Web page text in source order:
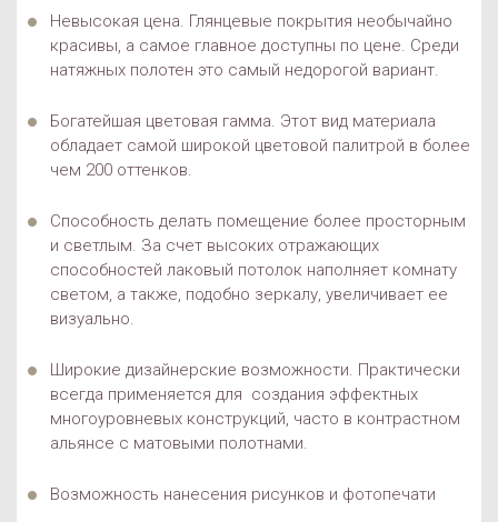
Невысокая цена. Глянцевые покрытия необычайно
красивы, а самое главное доступны по цене. Среди
натяжных полотен это самый недорогой вариант.
Богатейшая цветовая гамма. Этот вид материала
обладает самой широкой цветовой палитрой в более
чем 200 оттенков.
Способность делать помещение более просторным
и светлым. За счет высоких отражающих
способностей лаковый потолок наполняет комнату
светом, а также, подобно зеркалу, увеличивает ее
визуально.
Широкие дизайнерские возможности. Практически
всегда применяется для создания эффектных
многоуровневых конструкций, часто в контрастном
альянсе с матовыми полотнами.
Возможность нанесения рисунков и фотопечати